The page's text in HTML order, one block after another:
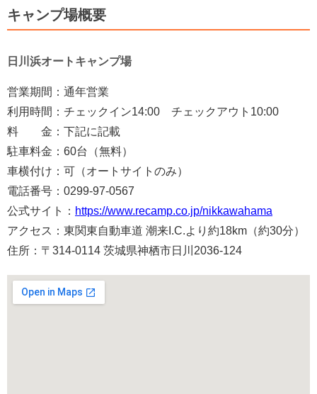
キャンプ場概要
日川浜オートキャンプ場
営業期間：通年営業
利用時間：チェックイン14:00 チェックアウト10:00
料 金：下記に記載
駐車料金：60台（無料）
車横付け：可（オートサイトのみ）
電話番号：0299-97-0567
公式サイト： https://www.recamp.co.jp/nikkawahama
アクセス：東関東自動車道 潮来I.C.より約18km（約30分）
住所：〒314-0114 茨城県神栖市日川2036-124